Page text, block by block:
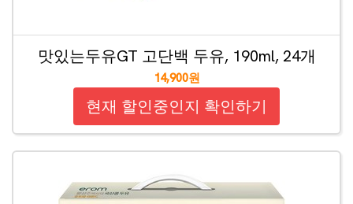
맛있는두유GT 고단백 두유, 190ml, 24개
14,900원
현재 할인중인지 확인하기